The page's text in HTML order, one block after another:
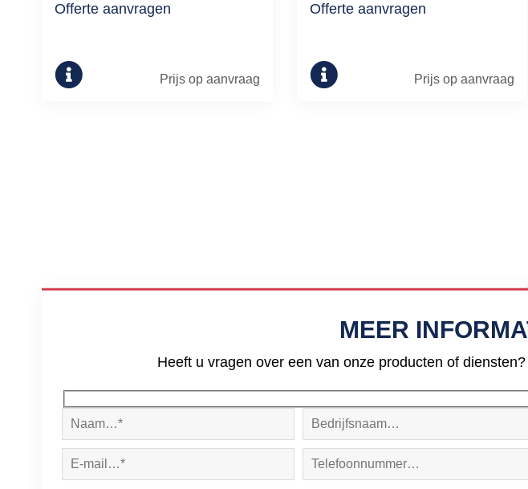
Prijs op aanvraag
Offerte aanvragen
Prijs op aanvraag
Offerte aanvragen
MEER
Heeft u vragen over een van onze producten of